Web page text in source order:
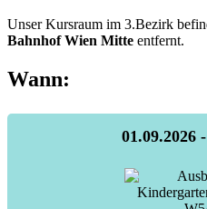
Unser Kursraum im 3.Bezirk
Bahnhof Wien Mitte entfernt.
Wann:
01.09.2026